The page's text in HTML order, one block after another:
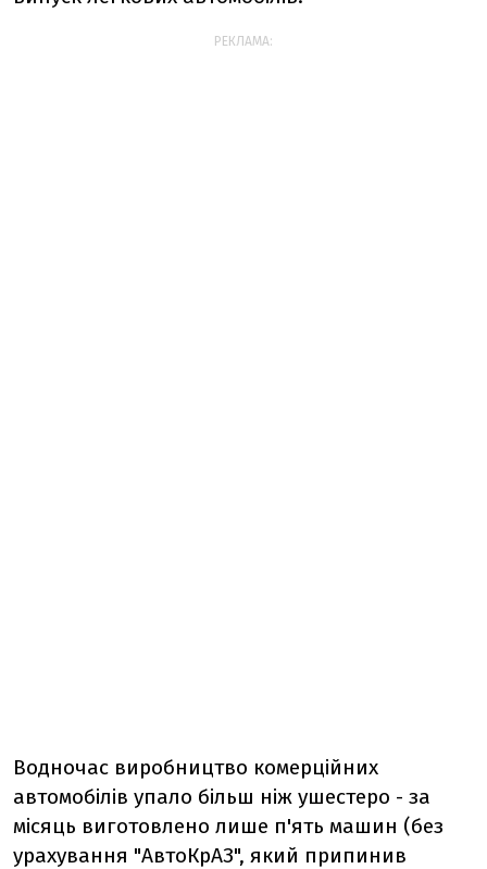
РЕКЛАМА:
Водночас виробництво комерційних
автомобілів упало більш ніж ушестеро - за
місяць виготовлено лише п'ять машин (без
урахування "АвтоКрАЗ", який припинив